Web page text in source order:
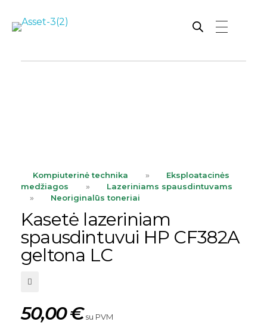
Kompiuterinė technika »
Eksploatacinės
medžiagos
»
Lazeriniams spausdintuvams
»
Neoriginalūs toneriai
Kasetė lazeriniam
spausdintuvui HP CF382A
geltona LC
50,00€ su PVM